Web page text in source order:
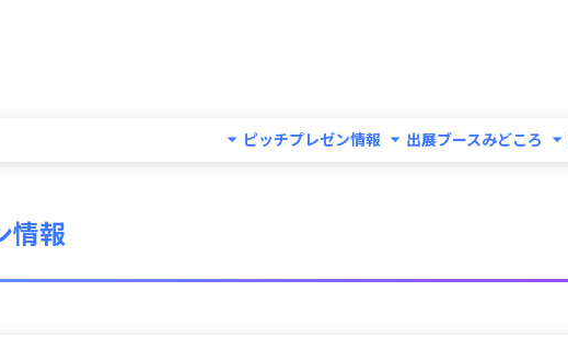
ピッチプレゼン情報 出展ブースみどころ
情報